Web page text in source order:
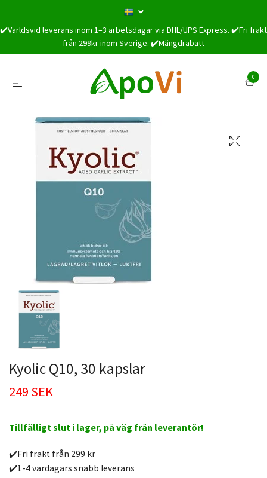
✔️Världsvid leverans inom 1–3 arbetsdagar via DHL/UPS Express. ✔️Fri frakt
från 299kr inom Sverige. ✔️Mängdrabatt
0
Kyolic Q10, 30 kapslar
249 SEK
Tillfälligt slut i lager, på väg från leverantör!
✔️Fri frakt från 299 kr
✔️1-4 vardagars snabb leverans